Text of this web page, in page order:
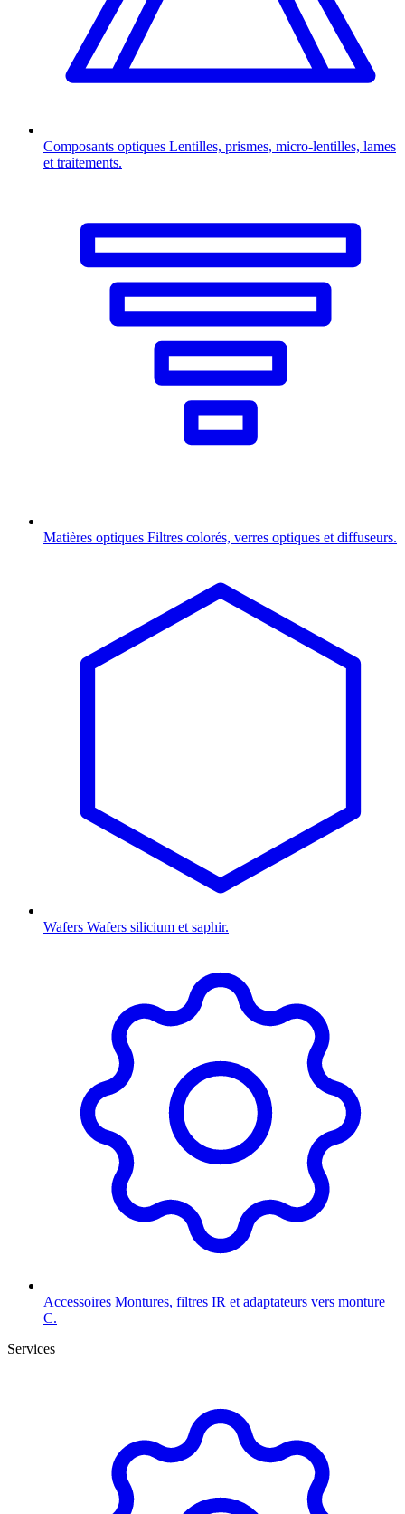
Composants optiques Lentilles, prismes, micro-lentilles, lames
et traitements.
Matières optiques Filtres colorés, verres optiques et diffuseurs.
Wafers Wafers silicium et saphir.
Accessoires Montures, filtres IR et adaptateurs vers monture
C.
Services